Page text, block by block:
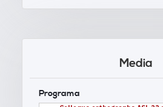
Media
Programa